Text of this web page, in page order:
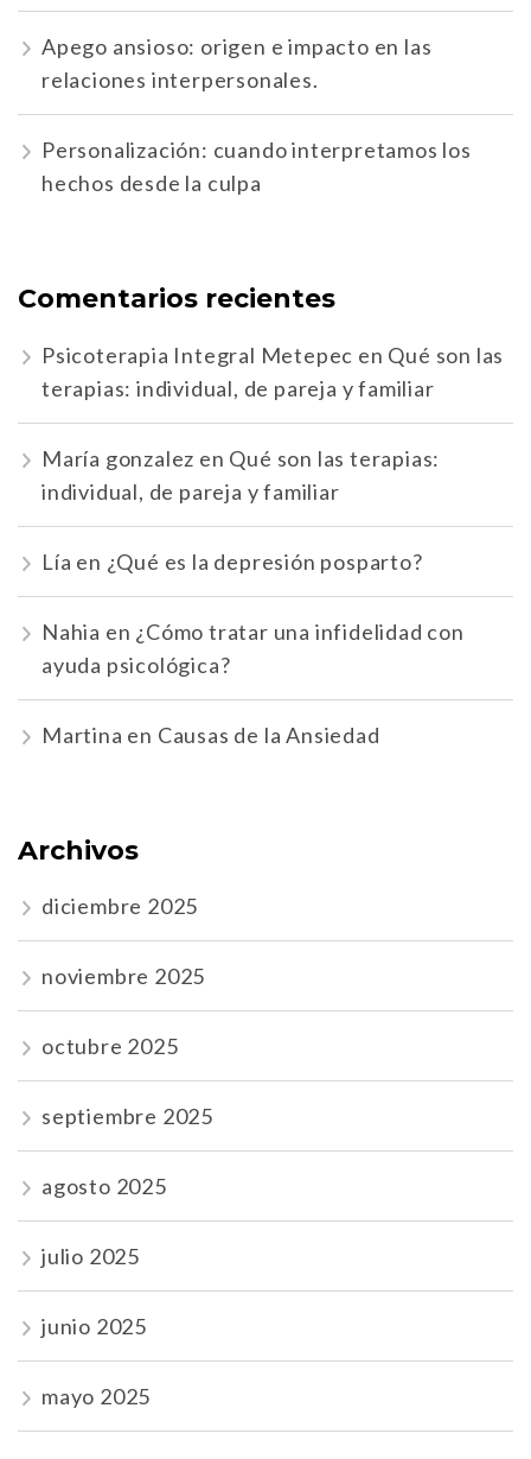
Apego ansioso: origen e impacto en las
relaciones interpersonales.
Personalización: cuando interpretamos los
hechos desde la culpa
Comentarios recientes
Psicoterapia Integral Metepec en Qué son las
terapias: individual, de pareja y familiar
María gonzalez en Qué son las terapias:
individual, de pareja y familiar
Lía en ¿Qué es la depresión posparto?
Nahia en ¿Cómo tratar una infidelidad con
ayuda psicológica?
Martina en Causas de la Ansiedad
Archivos
diciembre 2025
noviembre 2025
octubre 2025
septiembre 2025
agosto 2025
julio 2025
junio 2025
mayo 2025